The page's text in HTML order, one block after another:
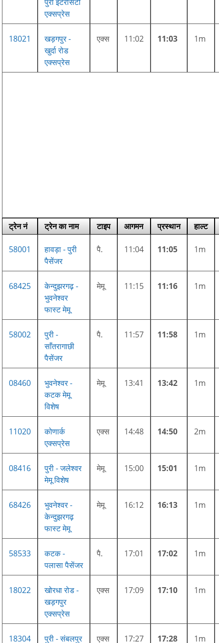
एक्सप्रेस
18021
खड़गपुर -
खुर्दा रोड
एक्सप्रेस
एक्स 11:02 11:03 1m
ट्रेन नं ट्रेन का नाम टाइप आगमन प्रस्थान हाल्ट
58001
हावड़ा - पुरी
पैसेंजर
पै. 11:04 11:05 1m
68425
केन्दुझरगढ़ -
भुवनेश्वर
फास्ट मेमू
मेमू 11:15 11:16 1m
58002
पुरी -
साँतरागाछी
पैसेंजर
पै. 11:57 11:58 1m
08460
भुवनेश्वर -
कटक मेमू
विशेष
मेमू 13:41 13:42 1m
11020
कोणार्क
एक्सप्रेस
एक्स 14:48 14:50 2m
08416
पुरी - जलेश्वर
मेमू विशेष
मेमू 15:00 15:01 1m
68426
भुवनेश्वर -
केन्दुझरगढ़
फास्ट मेमू
मेमू 16:12 16:13 1m
58533
कटक -
पलासा पैसेंजर
पै. 17:01 17:02 1m
18022
खोरधा रोड -
खड़गपुर
एक्सप्रेस
एक्स 17:09 17:10 1m
18304 पुरी - संबलपुर एक्स 17:27 17:28 1m